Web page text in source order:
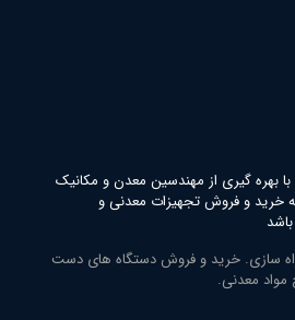
با بهره گیری از مهندسین معدن و مکانیک
خرید و فروش تجهیزات معدنی و
سازی. خرید و فروش دستگاه های دست
معدنی.